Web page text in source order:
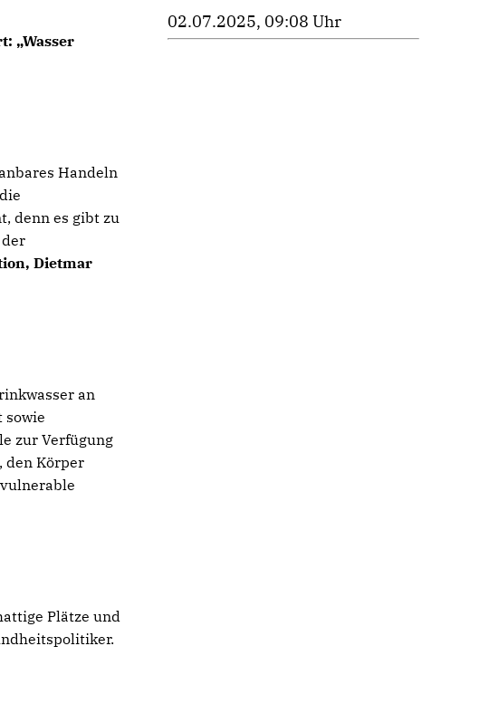
„Wasser
Handeln
denn es gibt zu
Dietmar
an
sowie
zur Verfügung
den Körper
Plätze und
02.07.2025, 09:08 Uhr